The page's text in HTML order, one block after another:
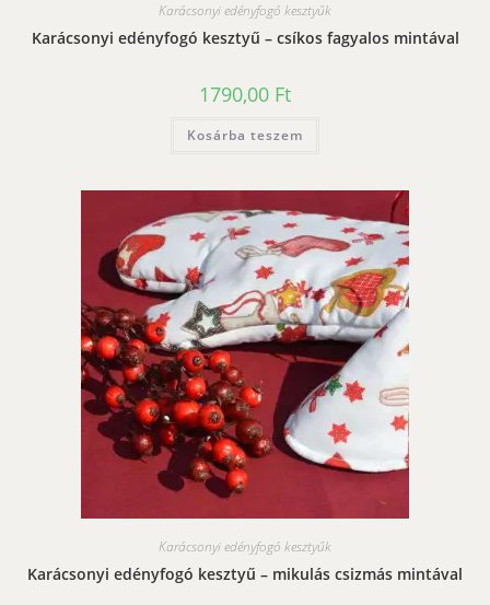
Karácsonyi edényfogó kesztyűk
Karácsonyi edényfogó kesztyű – csíkos fagyalos mintával
1790,00 Ft
Kosárba teszem
Karácsonyi edényfogó kesztyűk
Karácsonyi edényfogó kesztyű – mikulás csizmás mintával